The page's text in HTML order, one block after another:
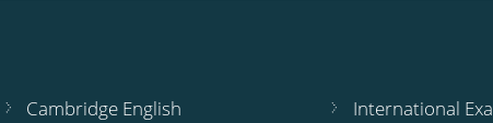
Cambridge English
International